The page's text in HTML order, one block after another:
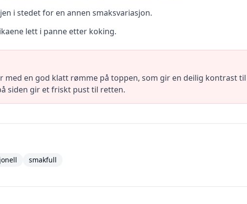
i stedet for en annen smaksvariasjon.
lett i panne etter koking.
med en god klatt rømme på toppen, som gir en deilig kontrast
siden gir et friskt pust til retten.
smakfull